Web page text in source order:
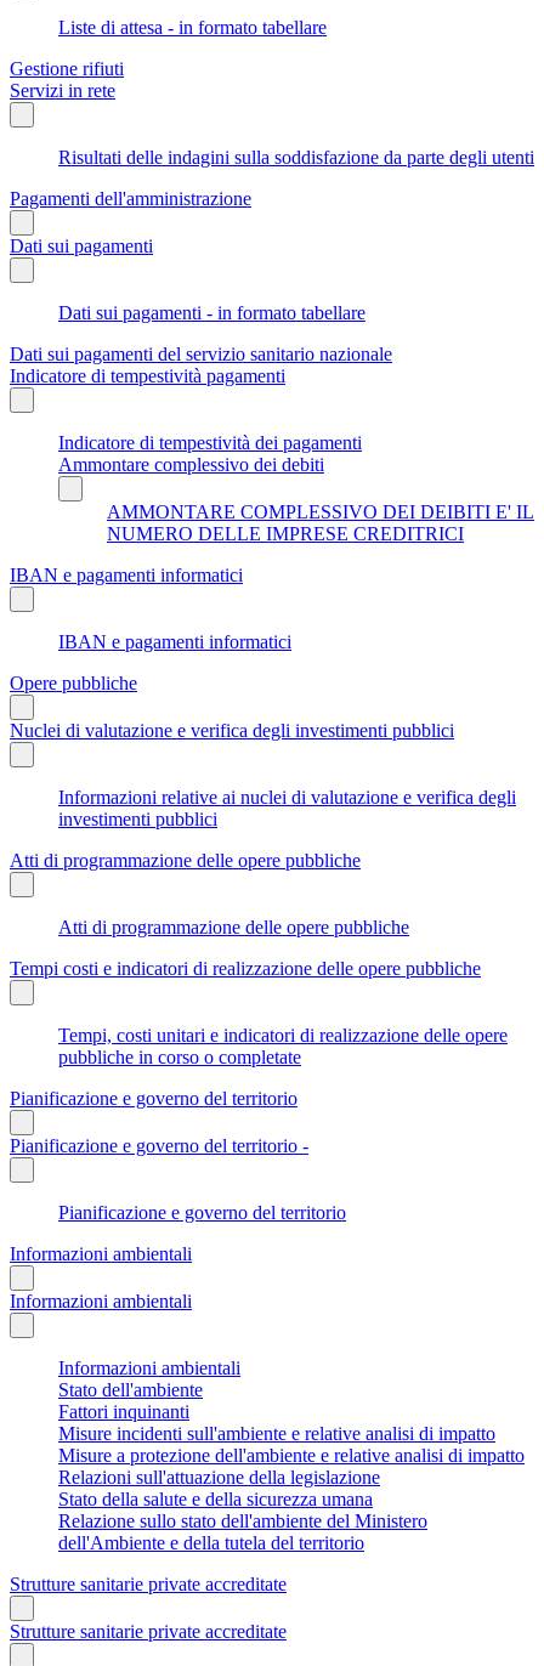
Liste di attesa - in formato tabellare
Gestione rifiuti
Servizi in rete
Risultati delle indagini sulla soddisfazione da parte degli utenti
Pagamenti dell'amministrazione
Dati sui pagamenti
Dati sui pagamenti - in formato tabellare
Dati sui pagamenti del servizio sanitario nazionale
Indicatore di tempestività pagamenti
Indicatore di tempestività dei pagamenti
Ammontare complessivo dei debiti
AMMONTARE COMPLESSIVO DEI DEIBITI E' IL
NUMERO DELLE IMPRESE CREDITRICI
IBAN e pagamenti informatici
IBAN e pagamenti informatici
Opere pubbliche
Nuclei di valutazione e verifica degli investimenti pubblici
Informazioni relative ai nuclei di valutazione e verifica degli
investimenti pubblici
Atti di programmazione delle opere pubbliche
Atti di programmazione delle opere pubbliche
Tempi costi e indicatori di realizzazione delle opere pubbliche
Tempi, costi unitari e indicatori di realizzazione delle opere
pubbliche in corso o completate
Pianificazione e governo del territorio
Pianificazione e governo del territorio -
Pianificazione e governo del territorio
Informazioni ambientali
Informazioni ambientali
Informazioni ambientali
Stato dell'ambiente
Fattori inquinanti
Misure incidenti sull'ambiente e relative analisi di impatto
Misure a protezione dell'ambiente e relative analisi di impatto
Relazioni sull'attuazione della legislazione
Stato della salute e della sicurezza umana
Relazione sullo stato dell'ambiente del Ministero
dell'Ambiente e della tutela del territorio
Strutture sanitarie private accreditate
Strutture sanitarie private accreditate